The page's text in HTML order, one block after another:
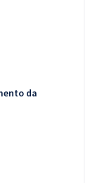
da